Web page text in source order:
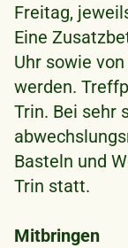
Freitag,
Eine
Uhr sowie
werden.
Trin. Bei sehr
Basteln und
Trin statt.
Mitbringen